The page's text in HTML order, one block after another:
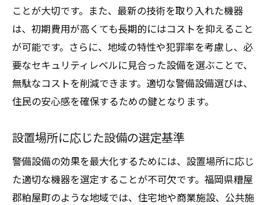
ことが大切です。また、最新の技術を取り入れた機器
は、初期費用が高くても長期的にはコストを抑えること
が可能です。さらに、地域の特性や犯罪率を考慮し、必
要なセキュリティレベルに見合った設備を選ぶことで、
無駄なコストを削減できます。適切な警備設備選びは、
住民の安心感を確保するための鍵となります。
設置場所に応じた設備の選定基準
警備設備の効果を最大化するためには、設置場所に応じ
た適切な機器を選定することが不可欠です。福岡県糟屋
郡粕屋町のような地域では、住宅地や商業施設、公共施